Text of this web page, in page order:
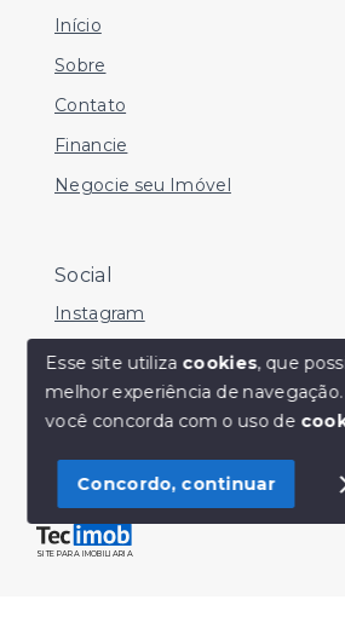
Olá! Estamos
Início
Sobre
Contato
Financie
Negocie seu Imóvel
Social
Instagram
Facebook
Youtube
© Copyright 2026 - Sérgio Silveira
direitos reservados
SITE PARA IMOBILIARIA
Esse site utiliza cookies, que
melhor experiência de
você concorda com o uso de
Concordo, continuar